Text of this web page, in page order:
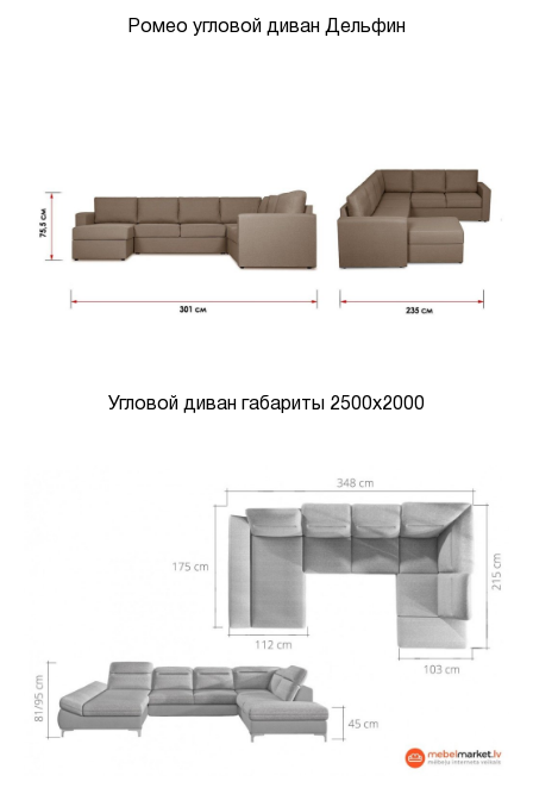
Ромео угловой диван Дельфин
Угловой диван габариты 2500х2000